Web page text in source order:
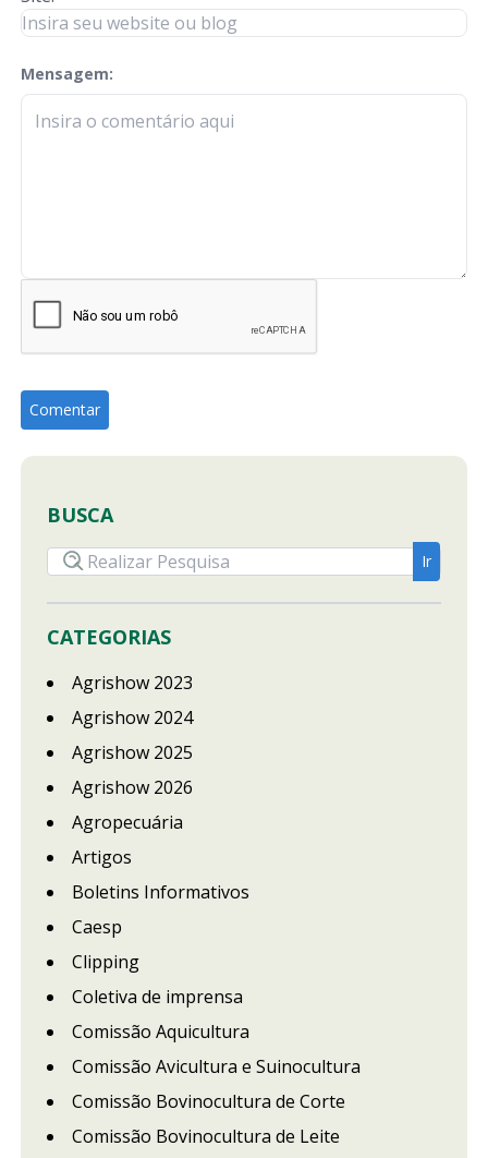
Mensagem:
check-terms
BUSCA
CATEGORIAS
Agrishow 2023
Agrishow 2024
Agrishow 2025
Agrishow 2026
Agropecuária
Artigos
Boletins Informativos
Caesp
Clipping
Coletiva de imprensa
Comissão Aquicultura
Comissão Avicultura e Suinocultura
Comissão Bovinocultura de Corte
Comissão Bovinocultura de Leite